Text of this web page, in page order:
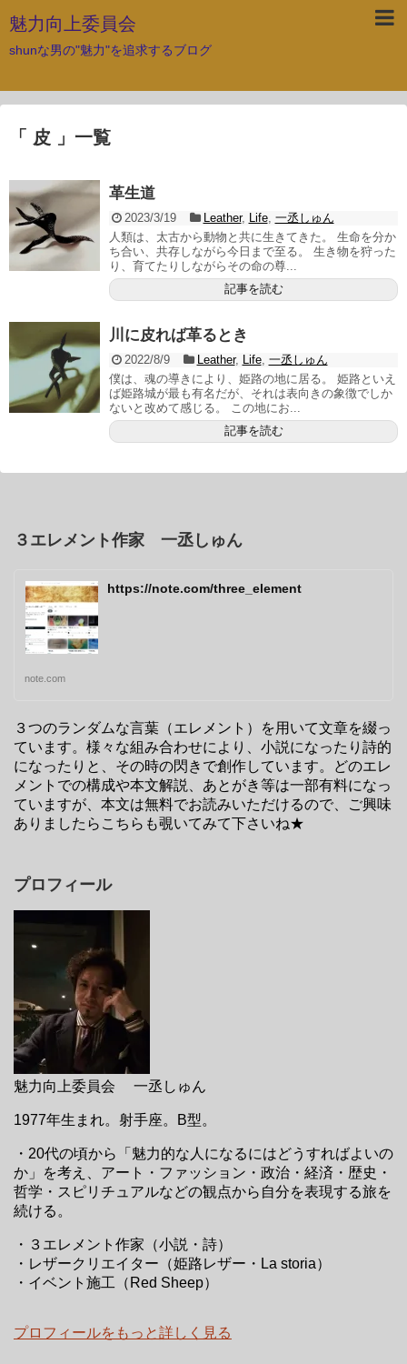
魅力向上委員会
shunな男の"魅力"を追求するブログ
「 皮 」一覧
革生道
2023/3/19 Leather, Life, 一丞しゅん
人類は、太古から動物と共に生きてきた。 生命を分か
ち合い、共存しながら今日まで至る。 生き物を狩った
り、育てたりしながらその命の尊...
記事を読む
川に皮れば革るとき
2022/8/9 Leather, Life, 一丞しゅん
僕は、魂の導きにより、姫路の地に居る。 姫路といえ
ば姫路城が最も有名だが、それは表向きの象徴でしか
ないと改めて感じる。 この地にお...
記事を読む
３エレメント作家 一丞しゅん
https://note.com/three_element
note.com
３つのランダムな言葉（エレメント）を用いて文章を綴っ
ています。様々な組み合わせにより、小説になったり詩的
になったりと、その時の閃きで創作しています。どのエレ
メントでの構成や本文解説、あとがき等は一部有料になっ
ていますが、本文は無料でお読みいただけるので、ご興味
ありましたらこちらも覗いてみて下さいね★
プロフィール
魅力向上委員会 一丞しゅん
1977年生まれ。射手座。B型。
・20代の頃から「魅力的な人になるにはどうすればよいの
か」を考え、アート・ファッション・政治・経済・歴史・
哲学・スピリチュアルなどの観点から自分を表現する旅を
続ける。
・３エレメント作家（小説・詩）
・レザークリエイター（姫路レザー・La storia）
・イベント施工（Red Sheep）
プロフィールをもっと詳しく見る